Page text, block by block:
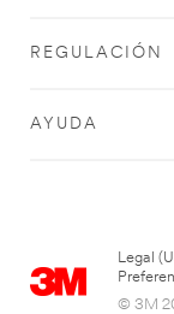
REGULACIÓN
AYUDA
Legal
© 3M